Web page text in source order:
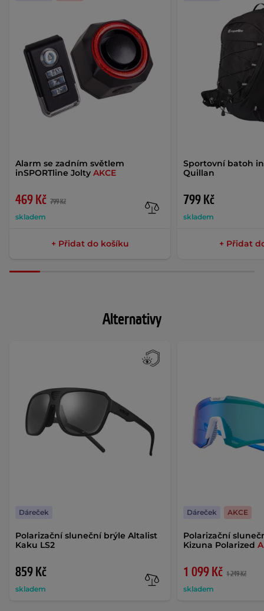
Alarm se zadním světlem
inSPORTline Jolty AKCE
469 Kč 799 Kč
skladem
+ Přidat do košíku
Sportovní batoh
Quillan
799 Kč
skladem
+ Přidat
Alternativy
Polarizační sluneční brýle Altalist
Kaku LS2
859 Kč
skladem
Dáreček
Polarizační
Kizuna Polarized
1 099 Kč 1 249 Kč
skladem
Dáreček AKCE